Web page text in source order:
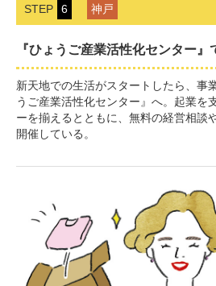
STEP 6 神戸
『ひょうご産業活性化センター』
新天地での生活がスタートしたら、事
うご産業活性化センター』へ。起業を
ーを揃えるとともに、無料の経営相談
開催している。